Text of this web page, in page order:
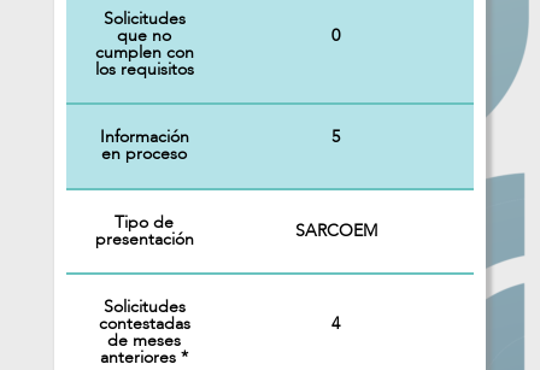
Solicitudes
que no
cumplen con
los requisitos
0
Información
en proceso
5
Tipo de
presentación SARCOEM
Solicitudes
contestadas
de meses
anteriores *
4